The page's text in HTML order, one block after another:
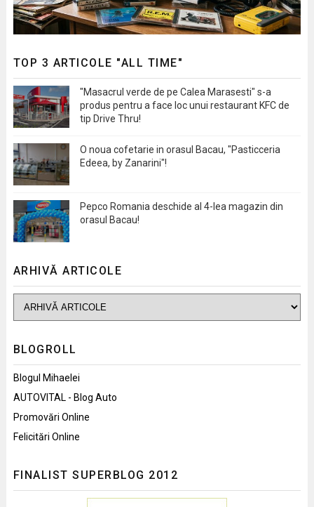
TOP 3 ARTICOLE "ALL TIME"
"Masacrul verde de pe Calea Marasesti" s-a
produs pentru a face loc unui restaurant KFC de
tip Drive Thru!
O noua cofetarie in orasul Bacau, "Pasticceria
Edeea, by Zanarini"!
Pepco Romania deschide al 4-lea magazin din
orasul Bacau!
ARHIVĂ ARTICOLE
BLOGROLL
Blogul Mihaelei
AUTOVITAL - Blog Auto
Promovări Online
Felicitări Online
FINALIST SUPERBLOG 2012